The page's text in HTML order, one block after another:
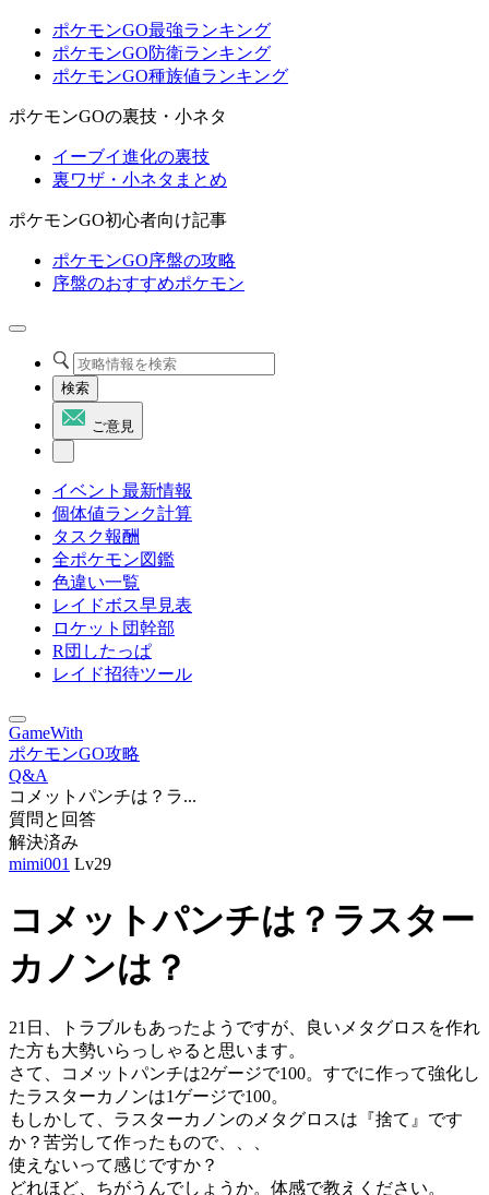
ポケモンGO最強ランキング
ポケモンGO防衛ランキング
ポケモンGO種族値ランキング
ポケモンGOの裏技・小ネタ
イーブイ進化の裏技
裏ワザ・小ネタまとめ
ポケモンGO初心者向け記事
ポケモンGO序盤の攻略
序盤のおすすめポケモン
検索
ご意見
イベント最新情報
個体値ランク計算
タスク報酬
全ポケモン図鑑
色違い一覧
レイドボス早見表
ロケット団幹部
R団したっぱ
レイド招待ツール
GameWith
ポケモンGO攻略
Q&A
コメットパンチは？ラ...
質問と回答
解決済み
mimi001 Lv29
コメットパンチは？ラスター
カノンは？
21日、トラブルもあったようですが、良いメタグロスを作れ
た方も大勢いらっしゃると思います。
さて、コメットパンチは2ゲージで100。すでに作って強化し
たラスターカノンは1ゲージで100。
もしかして、ラスターカノンのメタグロスは『捨て』です
か？苦労して作ったもので、、、
使えないって感じですか？
どれほど、ちがうんでしょうか。体感で教えください。